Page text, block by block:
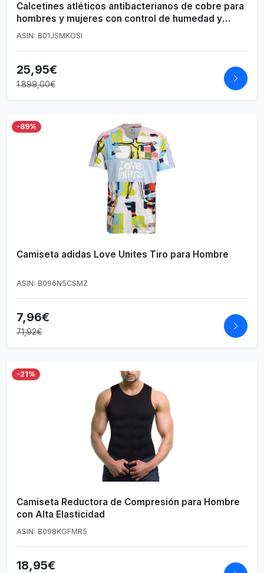
Calcetines atléticos antibacterianos de cobre para
hombres y mujeres con control de humedad y
diseño antideslizante
ASIN: B01JSMKOSI
25,95€
1.899,00€
-89%
Camiseta adidas Love Unites Tiro para Hombre
ASIN: B096N5CSMZ
7,96€
71,92€
-21%
Camiseta Reductora de Compresión para Hombre
con Alta Elasticidad
ASIN: B098KGFMR5
18,95€